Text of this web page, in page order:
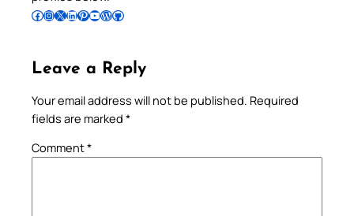
Follow Pradeep on Facebook Follow Pradeep on InstagramFollow Pradeep on X Follow Pradeep on LinkedIn Follow Pradeep on Pinterest Subscribe to Pradeep’s Youtube Channel Follow Pradeep on WordPress Follow Pradeep on GitHub
Leave a Reply
Your email address will not be published. Required
fields are marked *
Comment*